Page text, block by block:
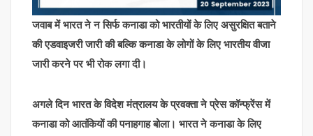
जवाब में भारत ने न सिर्फ कनाडा को भारतीयों के लिए असुरक्षित बताने
की एडवाइजरी जारी की बल्कि कनाडा के लोगों के लिए भारतीय वीजा
जारी करने पर भी रोक लगा दी।
अगले दिन भारत के विदेश मंत्रालय के प्रवक्ता ने प्रेस कॉन्फ्रेंस में
कनाडा को आतंकियों की पनाहगाह बोला। भारत ने कनाडा के लिए